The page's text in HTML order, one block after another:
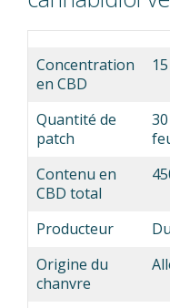
Concentration
en CBD
Quantité de
patch
Contenu en
CBD total
Producteur
Origine du
chanvre